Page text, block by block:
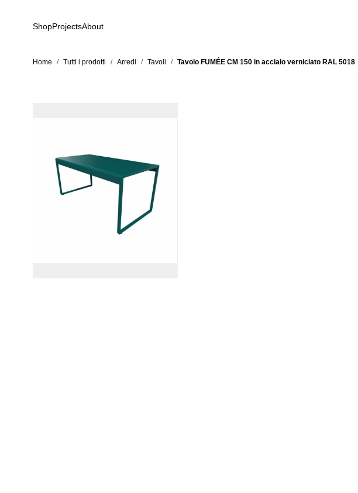
ShopProjectsAbout
Home / Tutti i prodotti / Arredi / Tavoli / Tavolo FUMÉE CM 150 in acciaio verniciato RAL 5018